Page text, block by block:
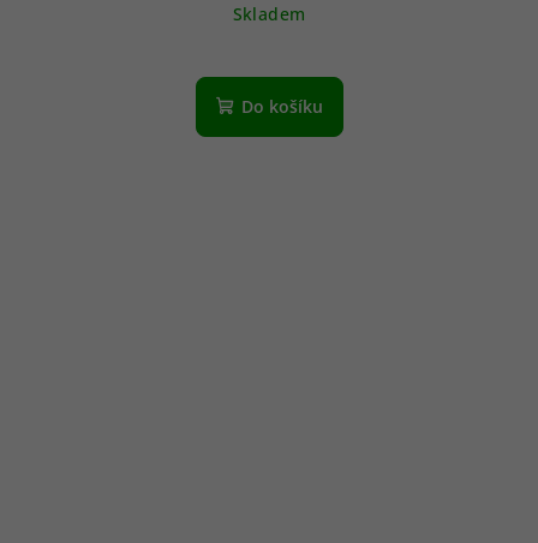
Skladem
Do košíku